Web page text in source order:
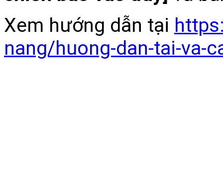
Xem hướng dẫn tại
nang/huong-dan-tai-va-